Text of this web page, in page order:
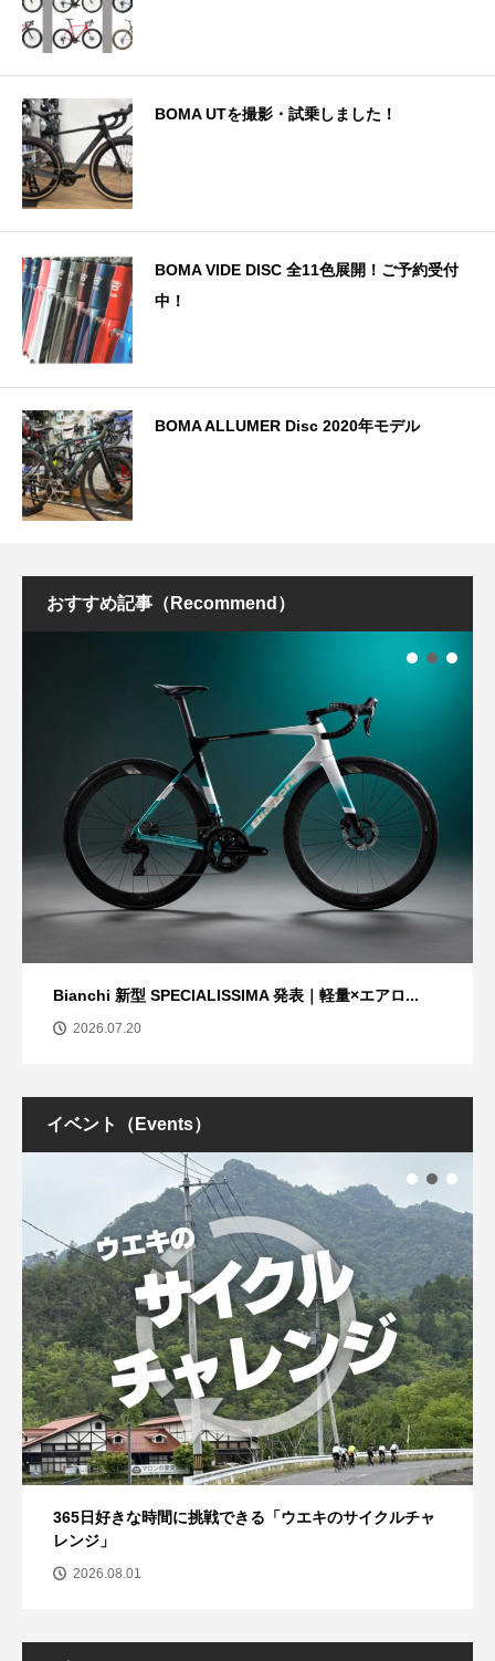
BOMA UTを撮影・試乗しました！
BOMA VIDE DISC 全11色展開！ご予約受付
中！
BOMA ALLUMER Disc 2020年モデル
おすすめ記事（Recommend）
Bianchi 新型 SPECIALISSIMA 発表｜軽量×エアロ...
2026.07.20
イベント（Events）
365日好きな時間に挑戦できる「ウエキのサイクルチャ
レンジ」
2026.08.01